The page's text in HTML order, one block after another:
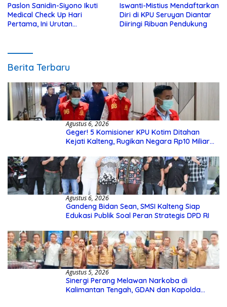
Paslon Sanidin-Siyono Ikuti
Medical Check Up Hari
Pertama, Ini Urutan
Iswanti-Mistius Mendaftarkan
Diri di KPU Seruyan Diantar
Diiringi Ribuan Pendukung
Berita Terbaru
Agustus 6, 2026
Geger! 5 Komisioner KPU Kotim Ditahan
Kejati Kalteng, Rugikan Negara Rp10 Miliar
Agustus 6, 2026
Gandeng Bidan Sean, SMSI Kalteng Siap
Edukasi Publik Soal Peran Strategis DPD RI
Agustus 5, 2026
Sinergi Perang Melawan Narkoba di
Kalimantan Tengah, GDAN dan Kapolda